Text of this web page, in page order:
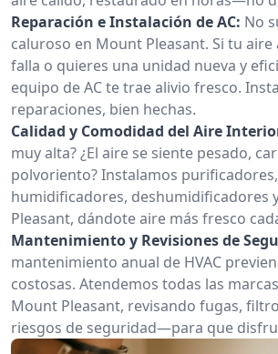
Reparación e Instalación de AC: No
caluroso en Mount Pleasant. Si tu
falla o quieres una unidad nueva y
equipo de AC te trae alivio fresco.
reparaciones, bien hechas.
Calidad y Comodidad del Aire
muy alta? ¿El aire se siente pesado,
polvoriento? Instalamos purificadores,
humidificadores, deshumidificadores
Pleasant, dándote aire más fresco
Mantenimiento y Revisiones de
mantenimiento anual de HVAC
costosas. Atendemos todas las
Mount Pleasant, revisando fugas,
riesgos de seguridad—para que